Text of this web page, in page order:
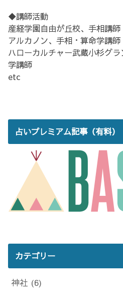
◆講師活動
産経学園自由が丘校、手相講師
アルカノン、手相・算命学講師
ハローカルチャー武蔵小杉グ
学講師
etc
占いプレミアム記事（有料）
カテゴリー
神社 (6)